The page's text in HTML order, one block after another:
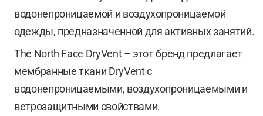
водонепроницаемой и воздухопроницаемой
одежды, предназначенной для активных занятий.
The North Face DryVent – этот бренд предлагает
мембранные ткани DryVent с
водонепроницаемыми, воздухопроницаемыми и
ветрозащитными свойствами.